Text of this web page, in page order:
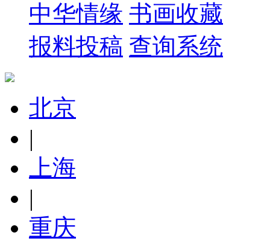
中华情缘 书画收藏
报料投稿 查询系统
北京
|
上海
|
重庆